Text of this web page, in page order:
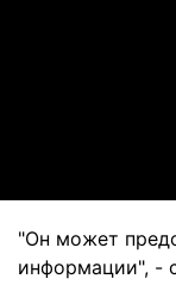
"Он может
информации", -